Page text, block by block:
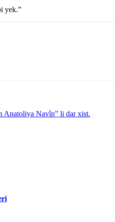
yek.”
Anatoliya Navîn” li dar xist.